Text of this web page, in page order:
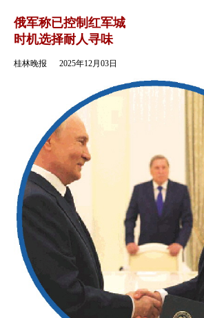
2025年12月03日
俄军称已控制红军城
时机选择耐人寻味
桂林晚报 2025年12月03日